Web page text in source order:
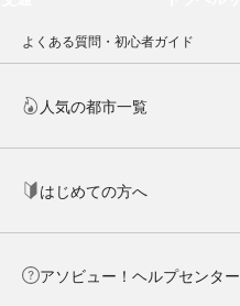
よくある質問・初心者ガイド
人気の都市一覧
はじめての方へ
アソビュー！ヘルプセンター